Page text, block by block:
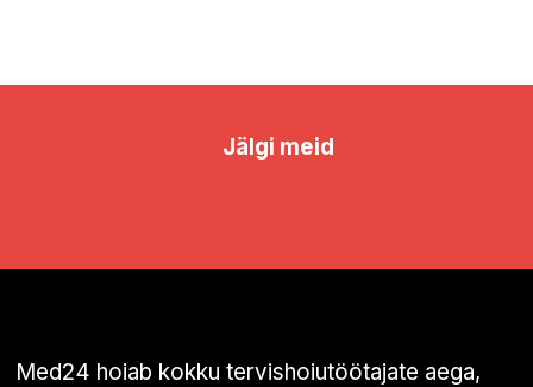
Jälgi meid
Med24 hoiab kokku tervishoiutöötajate aega,